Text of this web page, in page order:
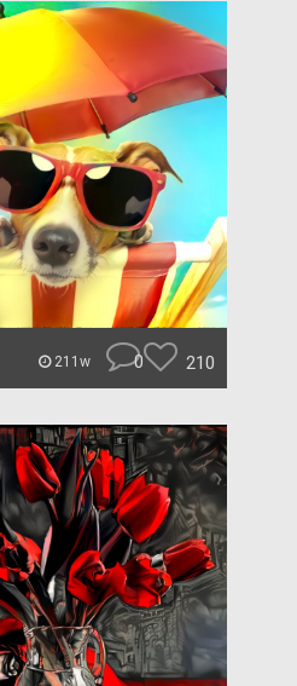
211w 0 210